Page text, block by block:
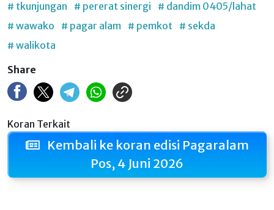
# tkunjungan
# pererat sinergi
# dandim 0405/lahat
# wawako
# pagar alam # pemkot
# sekda
# walikota
Share
Koran Terkait
Kembali ke koran edisi Pagaralam
Pos, 4 Juni 2026